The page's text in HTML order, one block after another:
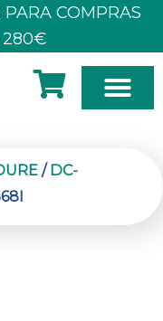
COMPRAS
280€
/DC-